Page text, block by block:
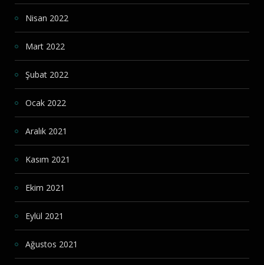
Nisan 2022
Mart 2022
Şubat 2022
Ocak 2022
Aralık 2021
Kasım 2021
Ekim 2021
Eylül 2021
Ağustos 2021